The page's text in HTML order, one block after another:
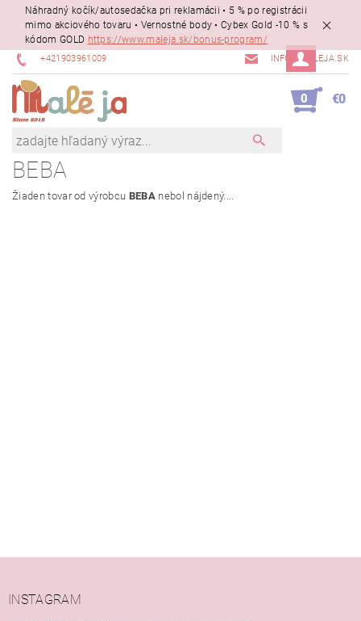
Náhradný kočík/autosedačka pri reklamácii • 5 % po registrácii
mimo akciového tovaru • Vernostné body • Cybex Gold -10 % s
kódom GOLD https://www.maleja.sk/bonus-program/
+421903961009 INFO@MALEJA.SK
0 €0
BEBA
Žiaden tovar od výrobcu BEBAnebol nájdený....
INSTAGRAM